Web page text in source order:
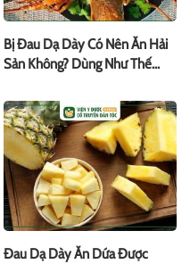
Bị Đau Dạ Dày Có Nên Ăn Hải
Sản Không? Dùng Như Thế
Đau Dạ Dày Ăn Dứa Được